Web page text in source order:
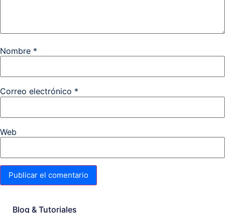
Nombre *
Correo electrónico *
Web
Blog & Tutoriales